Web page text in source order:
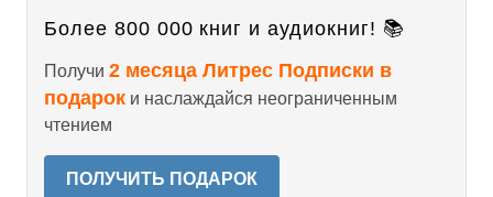
Более 800 000 книг и аудиокниг! 📚
Получи 2 месяца Литрес Подписки в
подарок и наслаждайся неограниченным
чтением
ПОЛУЧИТЬ ПОДАРОК